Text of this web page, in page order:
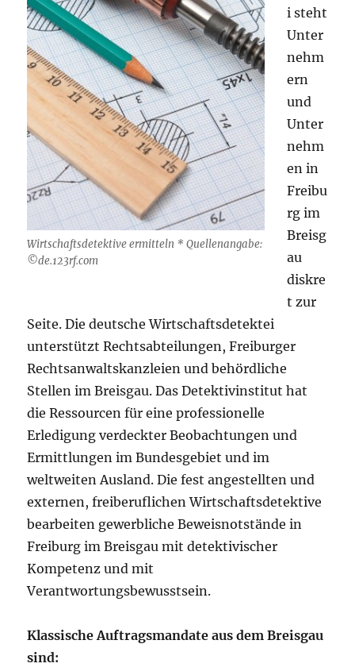
Wirtschaftsdetektive ermitteln * Quellenangabe:
©de.123rf.com
i steht
Unter
nehm
ern
und
Unter
nehm
en in
Freibu
rg im
Breisg
au
diskre
t zur
Seite. Die deutsche Wirtschaftsdetektei
unterstützt Rechtsabteilungen, Freiburger
Rechtsanwaltskanzleien und behördliche
Stellen im Breisgau. Das Detektivinstitut hat
die Ressourcen für eine professionelle
Erledigung verdeckter Beobachtungen und
Ermittlungen im Bundesgebiet und im
weltweiten Ausland. Die fest angestellten und
externen, freiberuflichen Wirtschaftsdetektive
bearbeiten gewerbliche Beweisnotstände in
Freiburg im Breisgau mit detektivischer
Kompetenz und mit
Verantwortungsbewusstsein.
Klassische Auftragsmandate aus dem Breisgau
sind: